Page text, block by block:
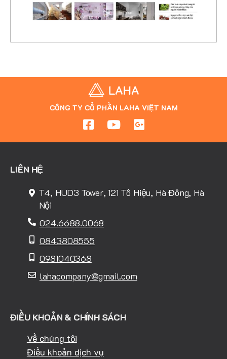
XEM THỰC TẾ
CÔNG TY CỔ PHẦN LAHA VIỆT NAM
LIÊN HỆ
T4, HUD3 Tower, 121 Tô Hiệu, Hà Đông, Hà
Nội
024.6688.0068
0843808555
0981040368
lahacompany@gmail.com
ĐIỀU KHOẢN & CHÍNH SÁCH
Về chúng tôi
Điều khoản dịch vụ